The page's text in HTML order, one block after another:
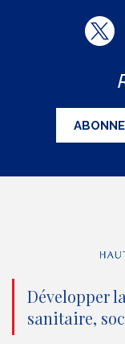
i
t
t
n
Développer
sanitaire,